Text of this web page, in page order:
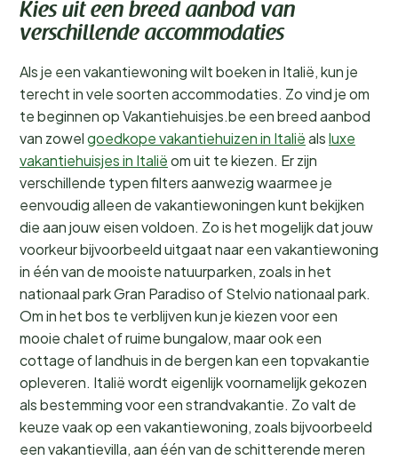
Kies uit een breed aanbod van
verschillende accommodaties
Als je een vakantiewoning wilt boeken in Italië, kun je
terecht in vele soorten accommodaties. Zo vind je om
te beginnen op Vakantiehuisjes.be een breed aanbod
van zowelgoedkope vakantiehuizen in Italiëalsluxe
vakantiehuisjes in Italiëom uit te kiezen. Er zijn
verschillende typen filters aanwezig waarmee je
eenvoudig alleen de vakantiewoningen kunt bekijken
die aan jouw eisen voldoen. Zo is het mogelijk dat jouw
voorkeur bijvoorbeeld uitgaat naar een vakantiewoning
in één van de mooiste natuurparken, zoals in het
nationaal park Gran Paradiso of Stelvio nationaal park.
Om in het bos te verblijven kun je kiezen voor een
mooie chalet of ruime bungalow, maar ook een
cottage of landhuis in de bergen kan een topvakantie
opleveren. Italië wordt eigenlijk voornamelijk gekozen
als bestemming voor een strandvakantie. Zo valt de
keuze vaak op een vakantiewoning, zoals bijvoorbeeld
een vakantievilla, aan één van de schitterende meren